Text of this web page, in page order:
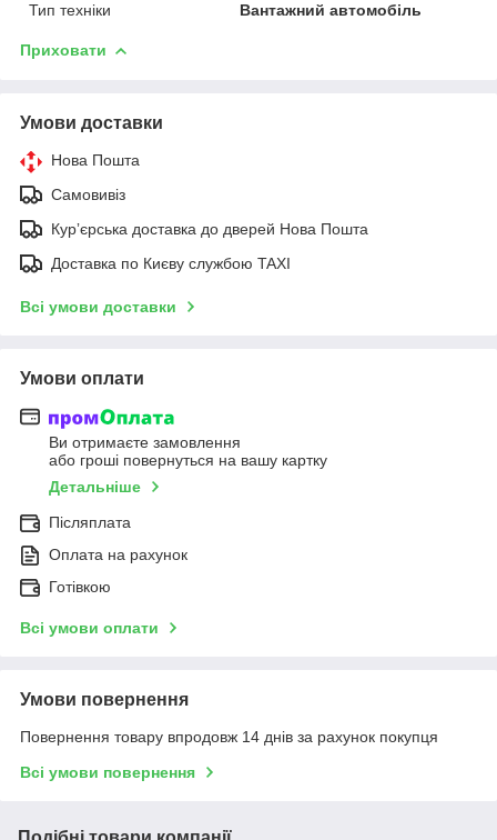
Тип техніки
Вантажний автомобіль
Приховати
Умови доставки
Нова Пошта
Самовивіз
Курʼєрська доставка до дверей Нова Пошта
Доставка по Києву службою TAXI
Всі умови доставки
Умови оплати
Ви отримаєте замовлення
або гроші повернуться на вашу картку
Детальніше
Післяплата
Оплата на рахунок
Готівкою
Всі умови оплати
Умови повернення
Повернення товару впродовж 14 днів за рахунок покупця
Всі умови повернення